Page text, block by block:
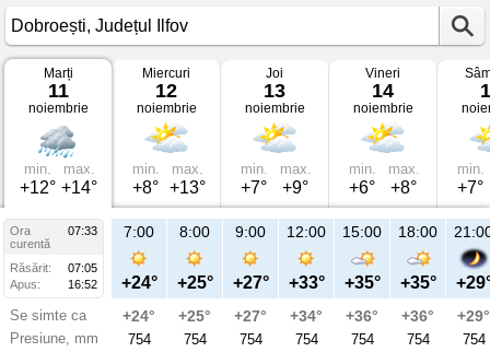
Vremea
Dobroești
noiembrie
2025
Județul
Ilfov
Marți
11
noiembrie
min.
+12°
max.
+14°
Miercuri
12
noiembrie
min.
+8°
max.
+13°
Joi
13
noiembrie
min.
+7°
max.
+9°
Vineri
14
noiembrie
min.
+6°
max.
+8°
min.
+7°
Ora
07:33
curentă
Răsărit:
07:05
Apus:
16:52
Se simte ca
Presiune, mm
7:00
+24°
+24°
754
8:00
+25°
+25°
754
9:00
+27°
+27°
754
12:00
+33°
+34°
754
15:00
+35°
+36°
754
18:00
+35°
+36°
754
+29°
754